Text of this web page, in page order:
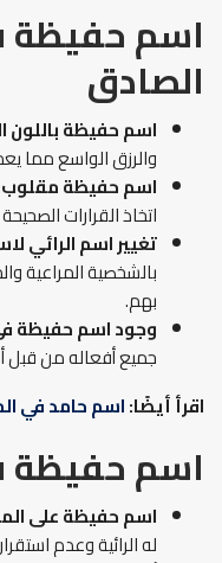
اسم حفيظة
الصادق
اسم حفيظة باللون
والرزق الواسع مما
اسم حفيظة
اتخاذ القرارات
تغيير اسم الرائي
بالشخصية المراعية
بهم.
وجود اسم حفيظة
جميع أفعاله من قبل
اقرأ أيضًا:اسم حامد في
اسم حفيظة
اسم حفيظة على
له الرائية وعدم